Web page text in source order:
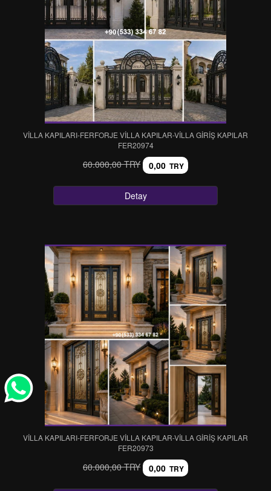
VİLLA KAPILARI-FERFORJE VİLLA KAPILAR-VİLLA GİRİŞ KAPILAR
FER20974
60.000,00 TRY 0,00 TRY
Detay
VİLLA KAPILARI-FERFORJE VİLLA KAPILAR-VİLLA GİRİŞ KAPILAR
FER20973
60.000,00 TRY 0,00 TRY